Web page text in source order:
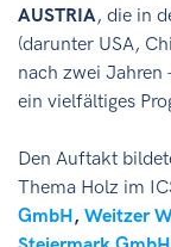
AUSTRIA, die in
(darunter USA,
nach zwei Jahren
ein vielfältiges
Den Auftakt
Thema Holz im
GmbH, Weitzer